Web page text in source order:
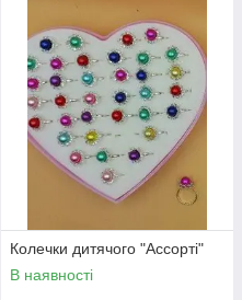
Колечки дитячого "Ассорті"
В наявності